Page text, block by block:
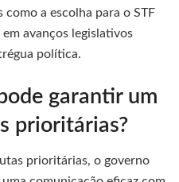
como a escolha para o STF
avanços legislativos
política.
garantir um
prioritárias?
prioritárias, o governo